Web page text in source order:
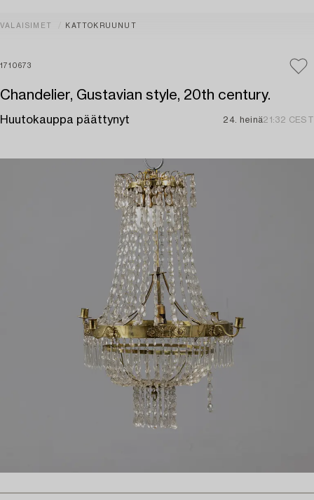
VALAISIMET KATTOKRUUNUT
1710673
Chandelier, Gustavian style, 20th century.
Huutokauppa päättynyt 24. heinä21:32 CEST